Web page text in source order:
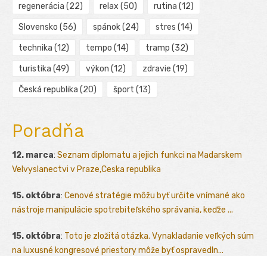
regenerácia (22) relax (50) rutina (12)
Slovensko (56) spánok(24) stres (14)
technika (12) tempo (14) tramp (32)
turistika (49) výkon (12) zdravie (19)
Česká republika (20) šport (13)
Poradňa
12. marca: Seznam diplomatu a jejich funkci na Madarskem
Velvyslanectvi v Praze,Ceska republika
15. októbra: Cenové stratégie môžu byť určite vnímané ako
nástroje manipulácie spotrebiteľského správania, keďže ...
15. októbra: Toto je zložitá otázka. Vynakladanie veľkých súm
na luxusné kongresové priestory môže byť ospravedln...